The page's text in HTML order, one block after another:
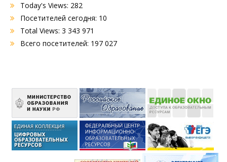
Today's Views: 282
Посетителей сегодня: 10
Total Views: 3 343 971
Всего посетителей: 197 027